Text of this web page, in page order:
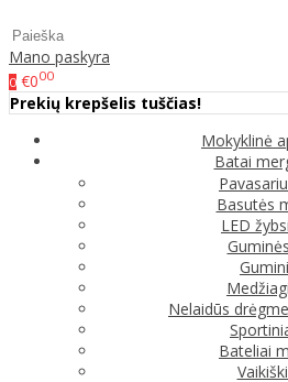
Mano paskyra
0 €000
Prekių krepšelis tuščias!
Mokyklinė
Batai
Basutės
LED
Nelaidūs
Bateliai